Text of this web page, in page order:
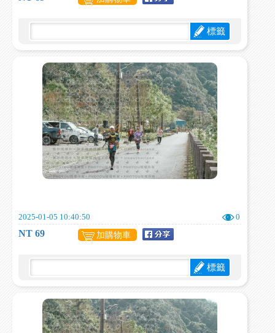
標籤
2025-01-05 10:40:50 0
NT 69 加購物車
標籤